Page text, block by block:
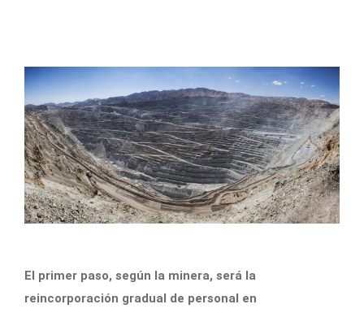
El primer paso, según la minera, será la
reincorporación gradual de personal en